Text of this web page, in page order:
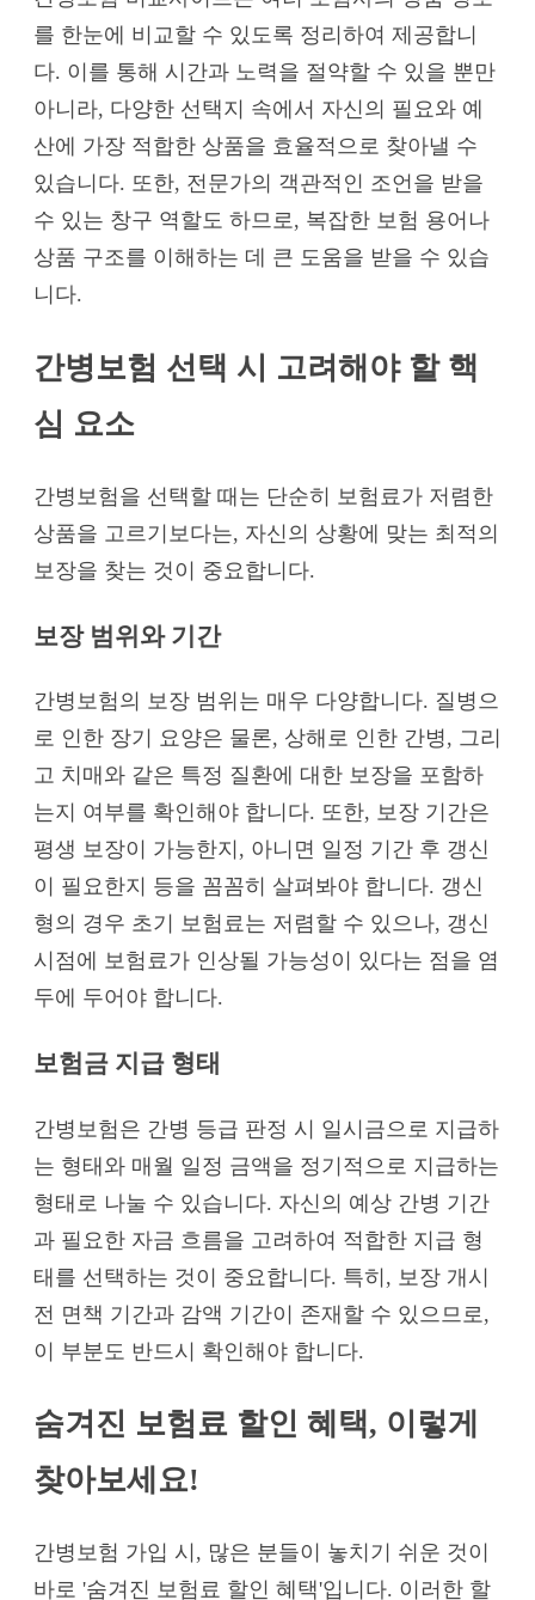
를 한눈에 비교할 수 있도록 정리하여 제공합니
다. 이를 통해 시간과 노력을 절약할 수 있을 뿐만
아니라, 다양한 선택지 속에서 자신의 필요와 예
산에 가장 적합한 상품을 효율적으로 찾아낼 수
있습니다. 또한, 전문가의 객관적인 조언을 받을
수 있는 창구 역할도 하므로, 복잡한 보험 용어나
상품 구조를 이해하는 데 큰 도움을 받을 수 있습
니다.
간병보험 선택 시 고려해야 할 핵
심 요소
간병보험을 선택할 때는 단순히 보험료가 저렴한
상품을 고르기보다는, 자신의 상황에 맞는 최적의
보장을 찾는 것이 중요합니다.
보장 범위와 기간
간병보험의 보장 범위는 매우 다양합니다. 질병으
로 인한 장기 요양은 물론, 상해로 인한 간병, 그리
고 치매와 같은 특정 질환에 대한 보장을 포함하
는지 여부를 확인해야 합니다. 또한, 보장 기간은
평생 보장이 가능한지, 아니면 일정 기간 후 갱신
이 필요한지 등을 꼼꼼히 살펴봐야 합니다. 갱신
형의 경우 초기 보험료는 저렴할 수 있으나, 갱신
시점에 보험료가 인상될 가능성이 있다는 점을 염
두에 두어야 합니다.
보험금 지급 형태
간병보험은 간병 등급 판정 시 일시금으로 지급하
는 형태와 매월 일정 금액을 정기적으로 지급하는
형태로 나눌 수 있습니다. 자신의 예상 간병 기간
과 필요한 자금 흐름을 고려하여 적합한 지급 형
태를 선택하는 것이 중요합니다. 특히, 보장 개시
전 면책 기간과 감액 기간이 존재할 수 있으므로,
이 부분도 반드시 확인해야 합니다.
숨겨진 보험료 할인 혜택, 이렇게
찾아보세요!
간병보험 가입 시, 많은 분들이 놓치기 쉬운 것이
바로 '숨겨진 보험료 할인 혜택'입니다. 이러한 할